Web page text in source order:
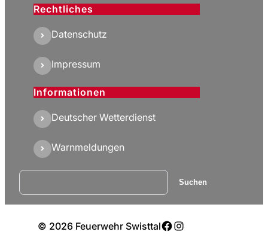
Rechtliches
Datenschutz
Impressum
Informationen
Deutscher Wetterdienst
Warnmeldungen
Suchen Suchen
© 2026 Feuerwehr SwisttalFacebook
Instagram